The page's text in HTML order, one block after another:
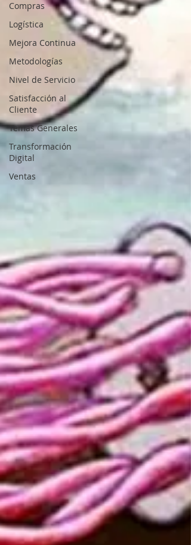
Compras
Logística
Mejora Continua
Metodologías
Nivel de Servicio
Satisfacción al
Cliente
Temas Generales
Transformación
Digital
Ventas